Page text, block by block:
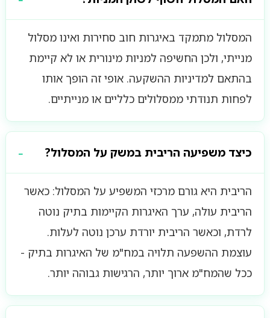
המסלול מתמקד באיגרות חוב סחירות ואינו מסלול
מנייתי, ולכן החשיפה למניות מינורית או לא קיימת
בהתאם למדיניות ההשקעה. אופי זה הופך אותו
לפחות תנודתי ממסלולים כלליים או מנייתיים.
כיצד משפיעה הריבית במשק על המסלול?
הריבית היא גורם מרכזי המשפיע על המסלול: כאשר
הריבית עולה, ערך האיגרות הקיימות בתיק נוטה
לרדת, וכאשר הריבית יורדת ערכן נוטה לעלות.
עוצמת ההשפעה תלויה במח"מ של האיגרות בתיק -
ככל שהמח"מ ארוך יותר, הרגישות גבוהה יותר.